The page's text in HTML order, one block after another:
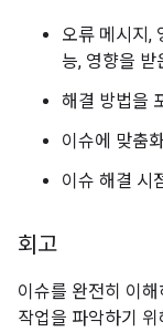
오류 메시지,
능, 영향을 받
해결 방법을
이슈에 맞춤
이슈 해결 시
회고
이슈를 완전히 이
작업을 파악하기